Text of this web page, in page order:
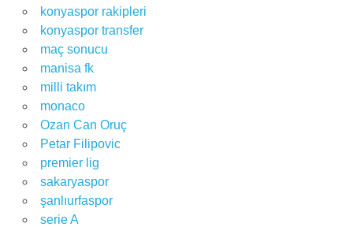
konyaspor rakipleri
konyaspor transfer
maç sonucu
manisa fk
milli takım
monaco
Ozan Can Oruç
Petar Filipovic
premier lig
sakaryaspor
şanlıurfaspor
serie A